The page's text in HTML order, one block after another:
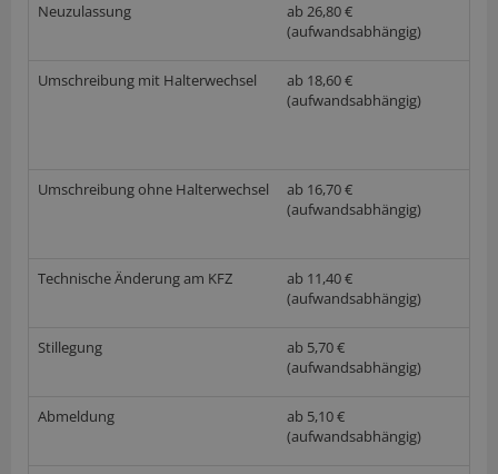
Neuzulassung
ab 26,80 €
(aufwandsabhängig)
Umschreibung mit Halterwechsel
ab 18,60 €
(aufwandsabhängig)
Umschreibung ohne Halterwechsel
ab 16,70 €
(aufwandsabhängig)
Technische Änderung am KFZ
ab 11,40 €
(aufwandsabhängig)
Stillegung
ab 5,70 €
(aufwandsabhängig)
Abmeldung
ab 5,10 €
(aufwandsabhängig)